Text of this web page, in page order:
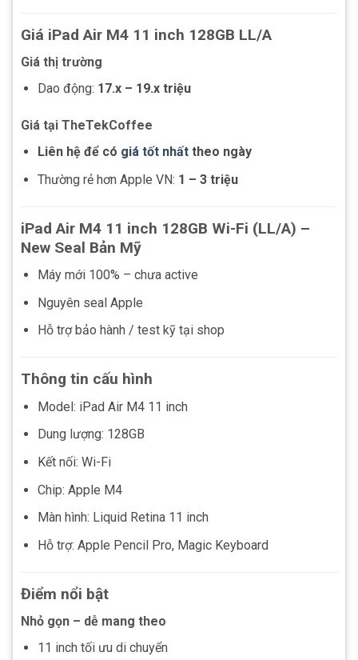
Giá iPad Air M4 11 inch 128GB LL/A
Giá thị trường
Dao động: 17.x – 19.x triệu
Giá tại TheTekCoffee
Liên hệ để có giá tốt nhấttheo ngày
Thường rẻ hơn Apple VN: 1 – 3 triệu
iPad Air M4 11 inch 128GB Wi-Fi (LL/A) –
New Seal Bản Mỹ
Máy mới 100% – chưa active
Nguyên seal Apple
Hỗ trợ bảo hành / test kỹ tại shop
Thông tin cấu hình
Model: iPad Air M4 11 inch
Dung lượng: 128GB
Kết nối: Wi-Fi
Chip: Apple M4
Màn hình: Liquid Retina 11 inch
Hỗ trợ: Apple Pencil Pro, Magic Keyboard
Điểm nổi bật
Nhỏ gọn – dễ mang theo
11 inch tối ưu di chuyển